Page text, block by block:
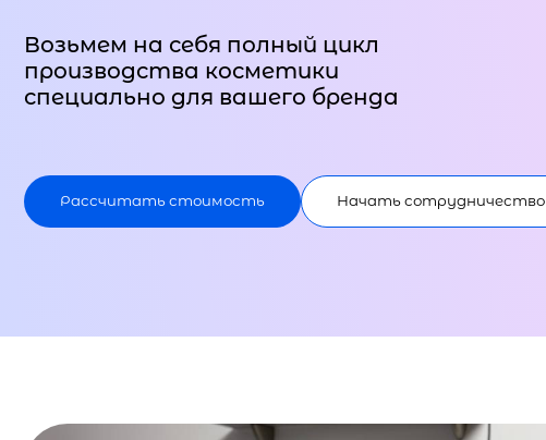
Возьмем на себя полный цикл
производства косметики
специально для вашего бренда
Рассчитать стоимость Начать сотрудничество